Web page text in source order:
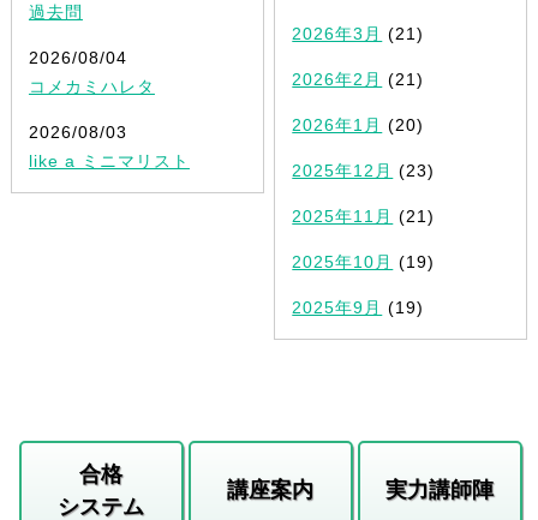
過去問
2026/08/04
コメカミハレタ
2026/08/03
like a ミニマリスト
2026年3月 (21)
2026年2月 (21)
2026年1月 (20)
2025年12月 (23)
2025年11月 (21)
2025年10月 (19)
2025年9月 (19)
合格
システム
講座案内 実力講師陣